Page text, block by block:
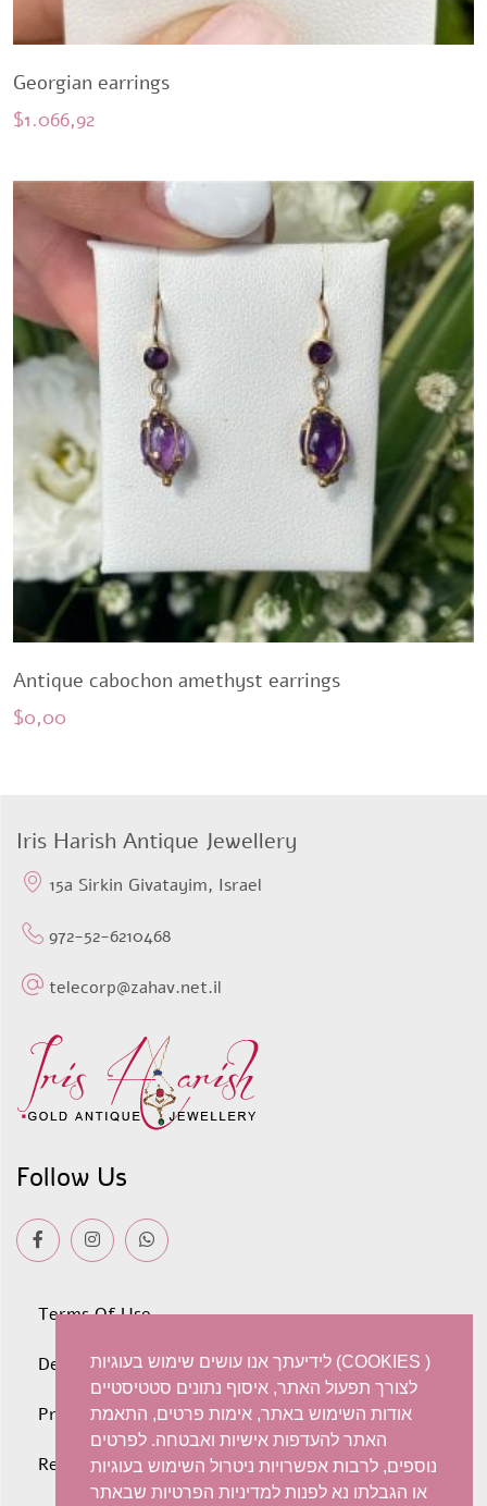
Georgian earrings
$1.066,92
Antique cabochon amethyst earrings
$0,00
Iris Harish Antique Jewellery
15a Sirkin Givatayim, Israel
972-52-6210468
telecorp@zahav.net.il
Follow Us
Terms Of Use
Deliveries
Privacy policy
Refunds and Exchanges
לידיעתך אנו עושים שימוש בעוגיות (COOKIES )
לצורך תפעול האתר, איסוף נתונים סטטיסטיים
אודות השימוש באתר, אימות פרטים, התאמת
האתר להעדפות אישיות ואבטחה. לפרטים
נוספים, לרבות אפשרויות ניטרול השימוש בעוגיות
או הגבלתו נא לפנות למדיניות הפרטיות שבאתר